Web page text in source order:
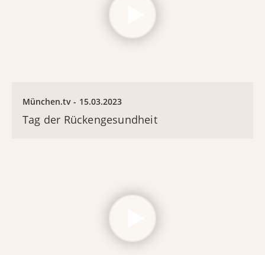
München.tv 15.03.2023
Tag der Rückengesundheit